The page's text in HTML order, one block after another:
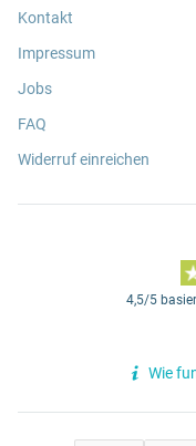
Kontakt
Impressum
Jobs
FAQ
Widerruf einreichen
4,5/5
Wie